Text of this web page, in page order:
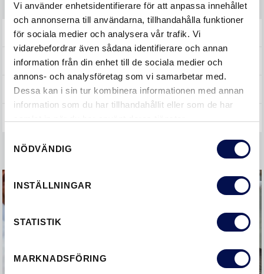
Vi använder enhetsidentifierare för att anpassa innehållet
och annonserna till användarna, tillhandahålla funktioner
för sociala medier och analysera vår trafik. Vi
vidarebefordrar även sådana identifierare och annan
information från din enhet till de sociala medier och
annons- och analysföretag som vi samarbetar med.
Dessa kan i sin tur kombinera informationen med annan
information som du har tillhandahållit eller som de har
NÖDVÄNDIG
INSTÄLLNINGAR
STATISTIK
MARKNADSFÖRING
SKJUTDÖRRAR
YTTERDÖRRAR
ÖVRIGT